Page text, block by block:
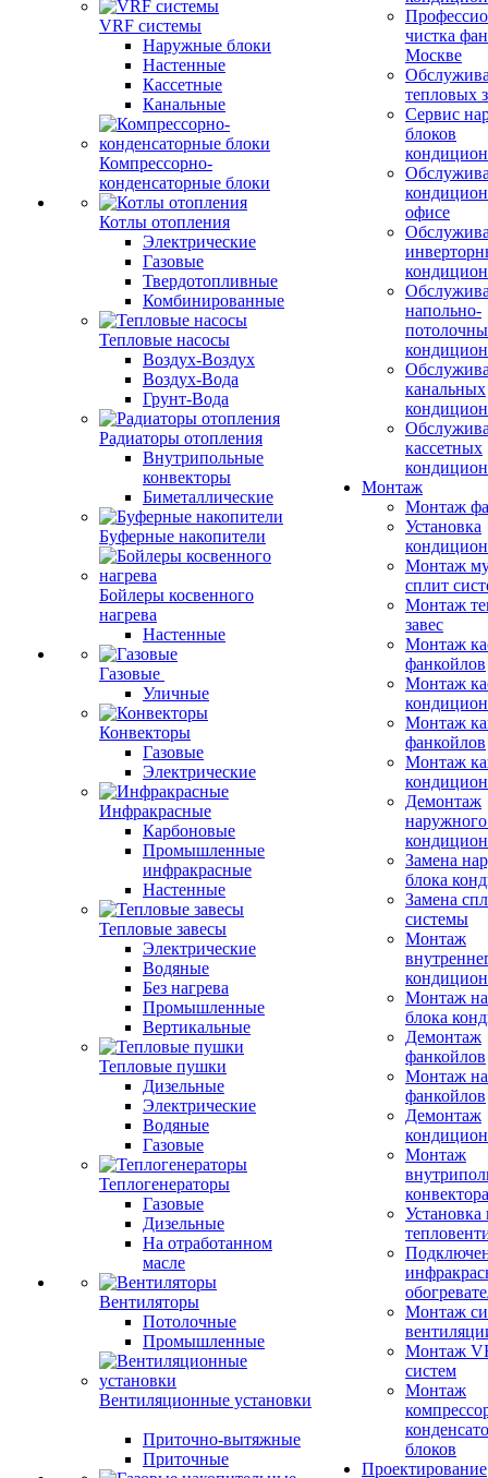
VRF системы
Наружные блоки
Настенные
Кассетные
Канальные
Компрессорно-
конденсаторные блоки
Котлы отопления
Электрические
Газовые
Твердотопливные
Комбинированные
Тепловые насосы
Воздух-Воздух
Воздух-Вода
Грунт-Вода
Радиаторы отопления
Внутрипольные
конвекторы
Биметаллические
Буферные накопители
Бойлеры косвенного
нагрева
Настенные
Газовые
Уличные
Конвекторы
Газовые
Электрические
Инфракрасные
Карбоновые
Промышленные
инфракрасные
Настенные
Тепловые завесы
Электрические
Водяные
Без нагрева
Промышленные
Вертикальные
Тепловые пушки
Дизельные
Электрические
Водяные
Газовые
Теплогенераторы
Газовые
Дизельные
На отработанном
масле
Вентиляторы
Потолочные
Промышленные
Вентиляционные установки
Приточно-вытяжные
Приточные
чистка
Москве
тепловых
Сервис
блоков
офисе
напольно-
канальных
кассетных
Монтаж
Монтаж
Установка
Монтаж
сплит
Монтаж
завес
Монтаж
фанкойлов
Монтаж
Монтаж
фанкойлов
Монтаж
Демонтаж
Замена
блока
Замена
системы
Монтаж
Монтаж
блока
Демонтаж
фанкойлов
Монтаж
фанкойлов
Демонтаж
Монтаж
конвектора
Установка
Монтаж
Монтаж
систем
Монтаж
блоков
Проектирование